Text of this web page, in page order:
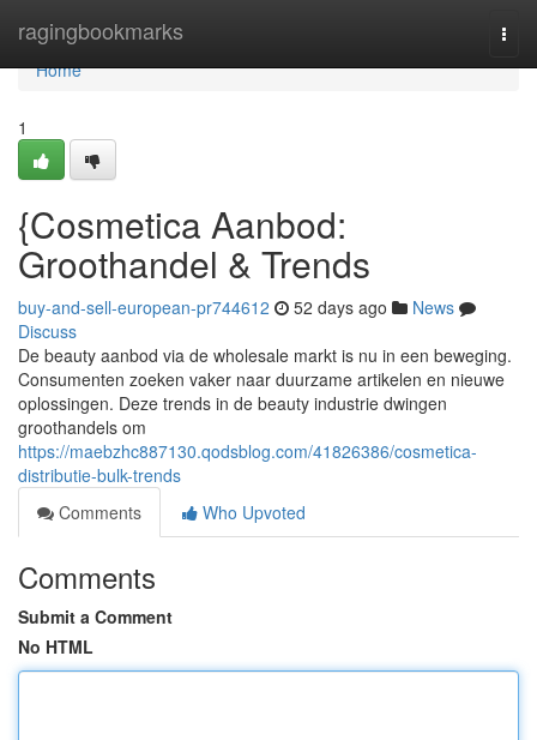
ragingbookmarks
Home
Home
1
{Cosmetica Aanbod:
Groothandel & Trends
buy-and-sell-european-pr744612 52 days ago
News
Discuss
De beauty aanbod via de wholesale markt is nu in een beweging.
Consumenten zoeken vaker naar duurzame artikelen en nieuwe
oplossingen. Deze trends in de beauty industrie dwingen
groothandels om
https://maebzhc887130.qodsblog.com/41826386/cosmetica-
distributie-bulk-trends
Comments
Who Upvoted
Comments
Submit a Comment
No HTML